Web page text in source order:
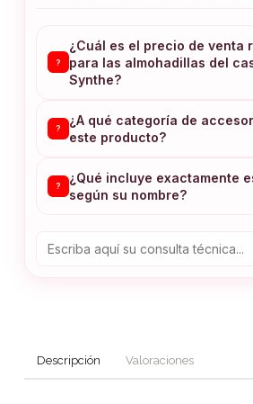
?
¿Cuál es el precio de venta
para las almohadillas del
Synthe?
?
¿A qué categoría de
este producto?
?
¿Qué incluye exactamente
según su nombre?
Descripción Valoraciones